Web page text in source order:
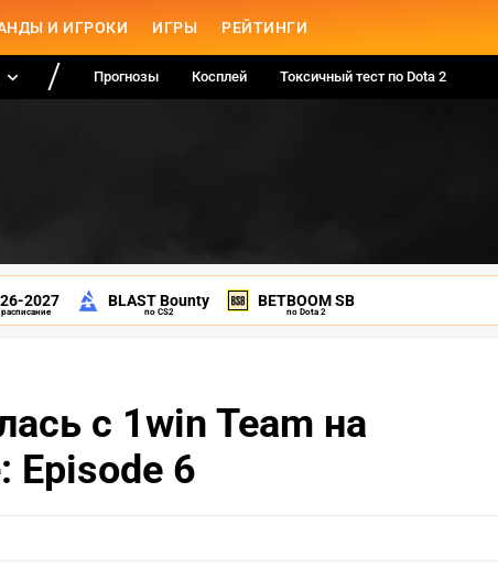
И ИГРОКИ ИГРЫ РЕЙТИНГИ
Прогнозы Косплей Токсичный тест по Dota 2
2027 BLAST Bounty
по CS2
BETBOOM SB
по Dota 2
с 1win Team на
Episode 6